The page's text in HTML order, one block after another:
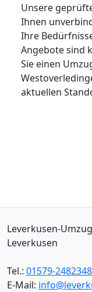
Unsere
Ihnen
Ihre
Angebote sind
Sie einen
aktuellen
Leverkusen-
Leverkusen
Tel.: 01579-2482348
E-Mail: